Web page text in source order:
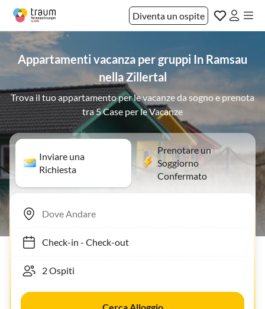
Diventa un ospite
Appartamenti vacanza per gruppi In Ramsau
nella Zillertal
Trova il tuo appartamento per le vacanze da sogno e prenota
tra 5 Case per le Vacanze
Inviare una
Richiesta
Prenotare un
Soggiorno
Confermato
Check-in- Check-out